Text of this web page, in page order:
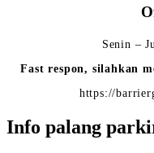
Senin –
Fast respon, silahkan
https://
Info palang